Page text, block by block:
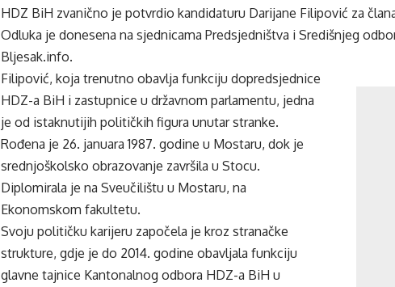
HDZ BiH zvanično je potvrdio kandidaturu Darijane Filipović za
Odluka je donesena na sjednicama Predsjedništva i Središnjeg
Bljesak.info.
Filipović, koja trenutno obavlja funkciju dopredsjednice
HDZ-a BiH i zastupnice u državnom parlamentu, jedna
je od istaknutijih političkih figura unutar stranke.
Rođena je 26. januara 1987. godine u Mostaru, dok je
srednjoškolsko obrazovanje završila u Stocu.
Diplomirala je na Sveučilištu u Mostaru, na
Ekonomskom fakultetu.
Svoju političku karijeru započela je kroz stranačke
strukture, gdje je do 2014. godine obavljala funkciju
glavne tajnice Kantonalnog odbora HDZ-a BiH u